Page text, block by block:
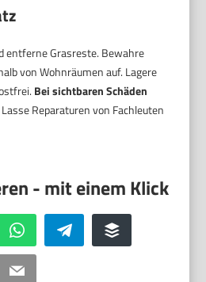
entferne Grasreste. Bewahre
von Wohnräumen auf. Lagere
Bei sichtbaren Schäden
Lasse Reparaturen von Fachleuten
WhatsApp Telegram Buffer
Email